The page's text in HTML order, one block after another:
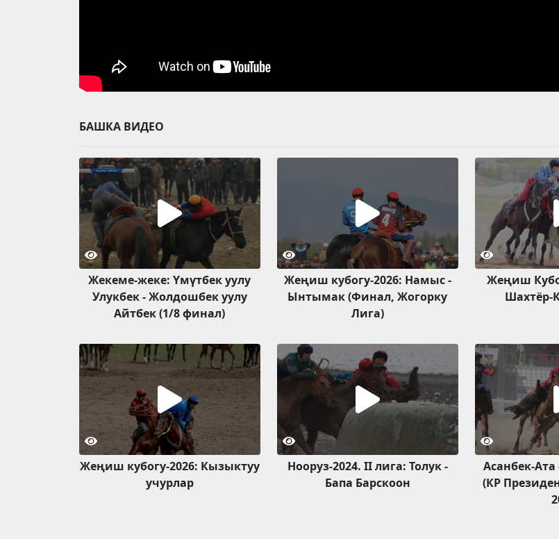
БАШКА ВИДЕО
Жекеме-жеке: Үмүтбек уулу
Улукбек - Жолдошбек уулу
Айтбек (1/8 финал)
Жеңиш кубогу-2026: Намыс -
Ынтымак (Финал, Жогорку
Лига)
Жеңиш
Шахтёр-
Жеңиш кубогу-2026: Кызыктуу
учурлар
Нооруз-2024. II лига: Толук -
Бапа Барскоон
Асанбек-
(КР